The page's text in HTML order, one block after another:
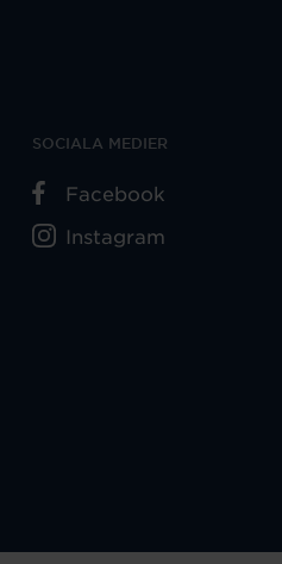
SOCIALA MEDIER
Facebook
Instagram